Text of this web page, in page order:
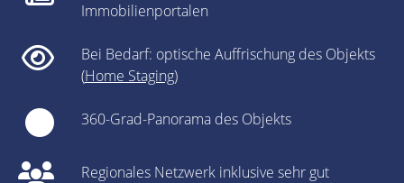
Immobilienportalen
Bei Bedarf: optische Auffrischung des Objekts
(Home Staging)
360-Grad-Panorama des Objekts
Regionales Netzwerk inklusive sehr gut